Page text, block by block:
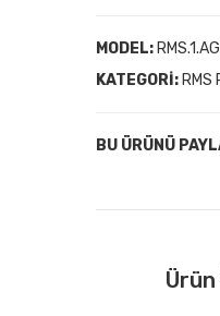
MODEL:
KATEGORI: RMS
BU ÜRÜNÜ